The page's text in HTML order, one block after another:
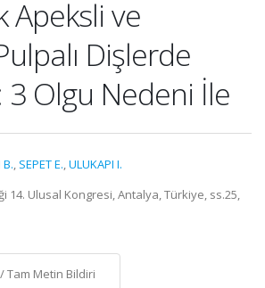
Apeksli ve
Dişlerde
3 Olgu Nedeni İle
B., SEPET E.,ULUKAPI I.
14. Ulusal Kongresi, Antalya, Türkiye, ss.25,
Tam Metin Bildiri